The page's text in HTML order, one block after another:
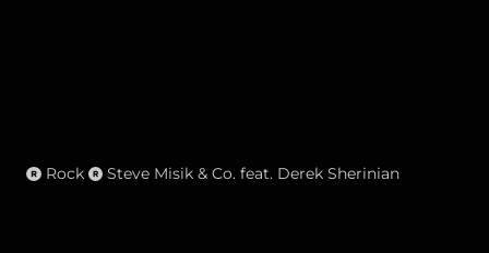
Rock Steve Misik & Co. feat. Derek Sherinian